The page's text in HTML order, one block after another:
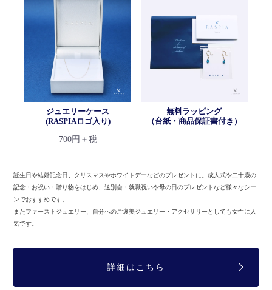
ジュエリーケース
(RASPIAロゴ入り)
700円＋税
無料ラッピング
（台紙・商品保証書付き）
誕生日や結婚記念日、クリスマスやホワイトデーなどのプレゼントに。 成人式や二十歳の
記念・お祝い・贈り物をはじめ、送別会・就職祝いや母の日のプレゼントなど様々なシー
ンでおすすめです。
またファーストジュエリー、自分へのご褒美ジュエリー・アクセサリーとしても女性に人
気です。
詳細はこちら